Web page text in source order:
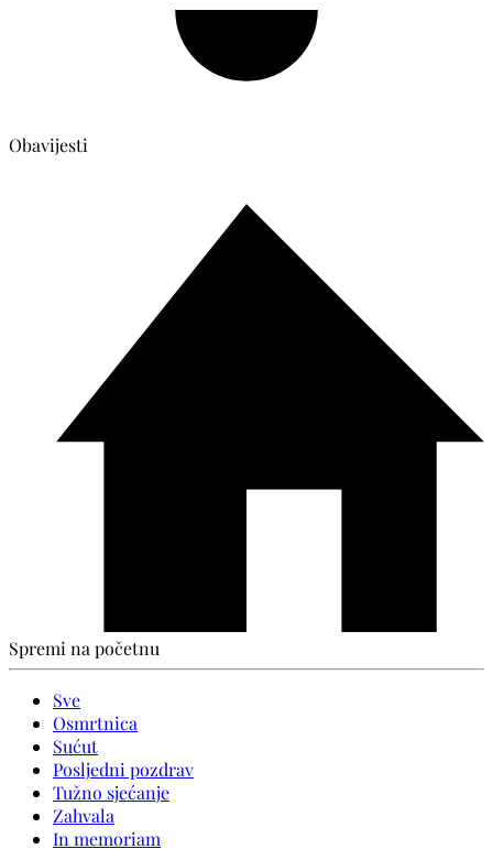
Obavijesti
Spremi na početnu
Sve
Osmrtnica
Sućut
Posljedni pozdrav
Tužno sjećanje
Zahvala
In memoriam